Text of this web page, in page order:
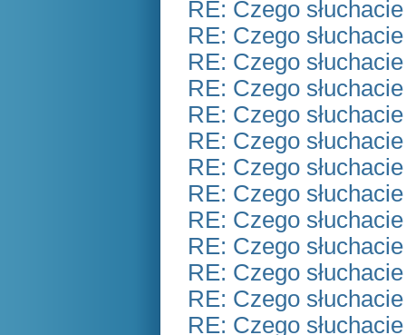
RE: Czego
RE: Czego
RE: Czego
RE: Czego
RE: Czego
RE: Czego
RE: Czego
RE: Czego
RE: Czego
RE: Czego
RE: Czego
RE: Czego
RE: Czego